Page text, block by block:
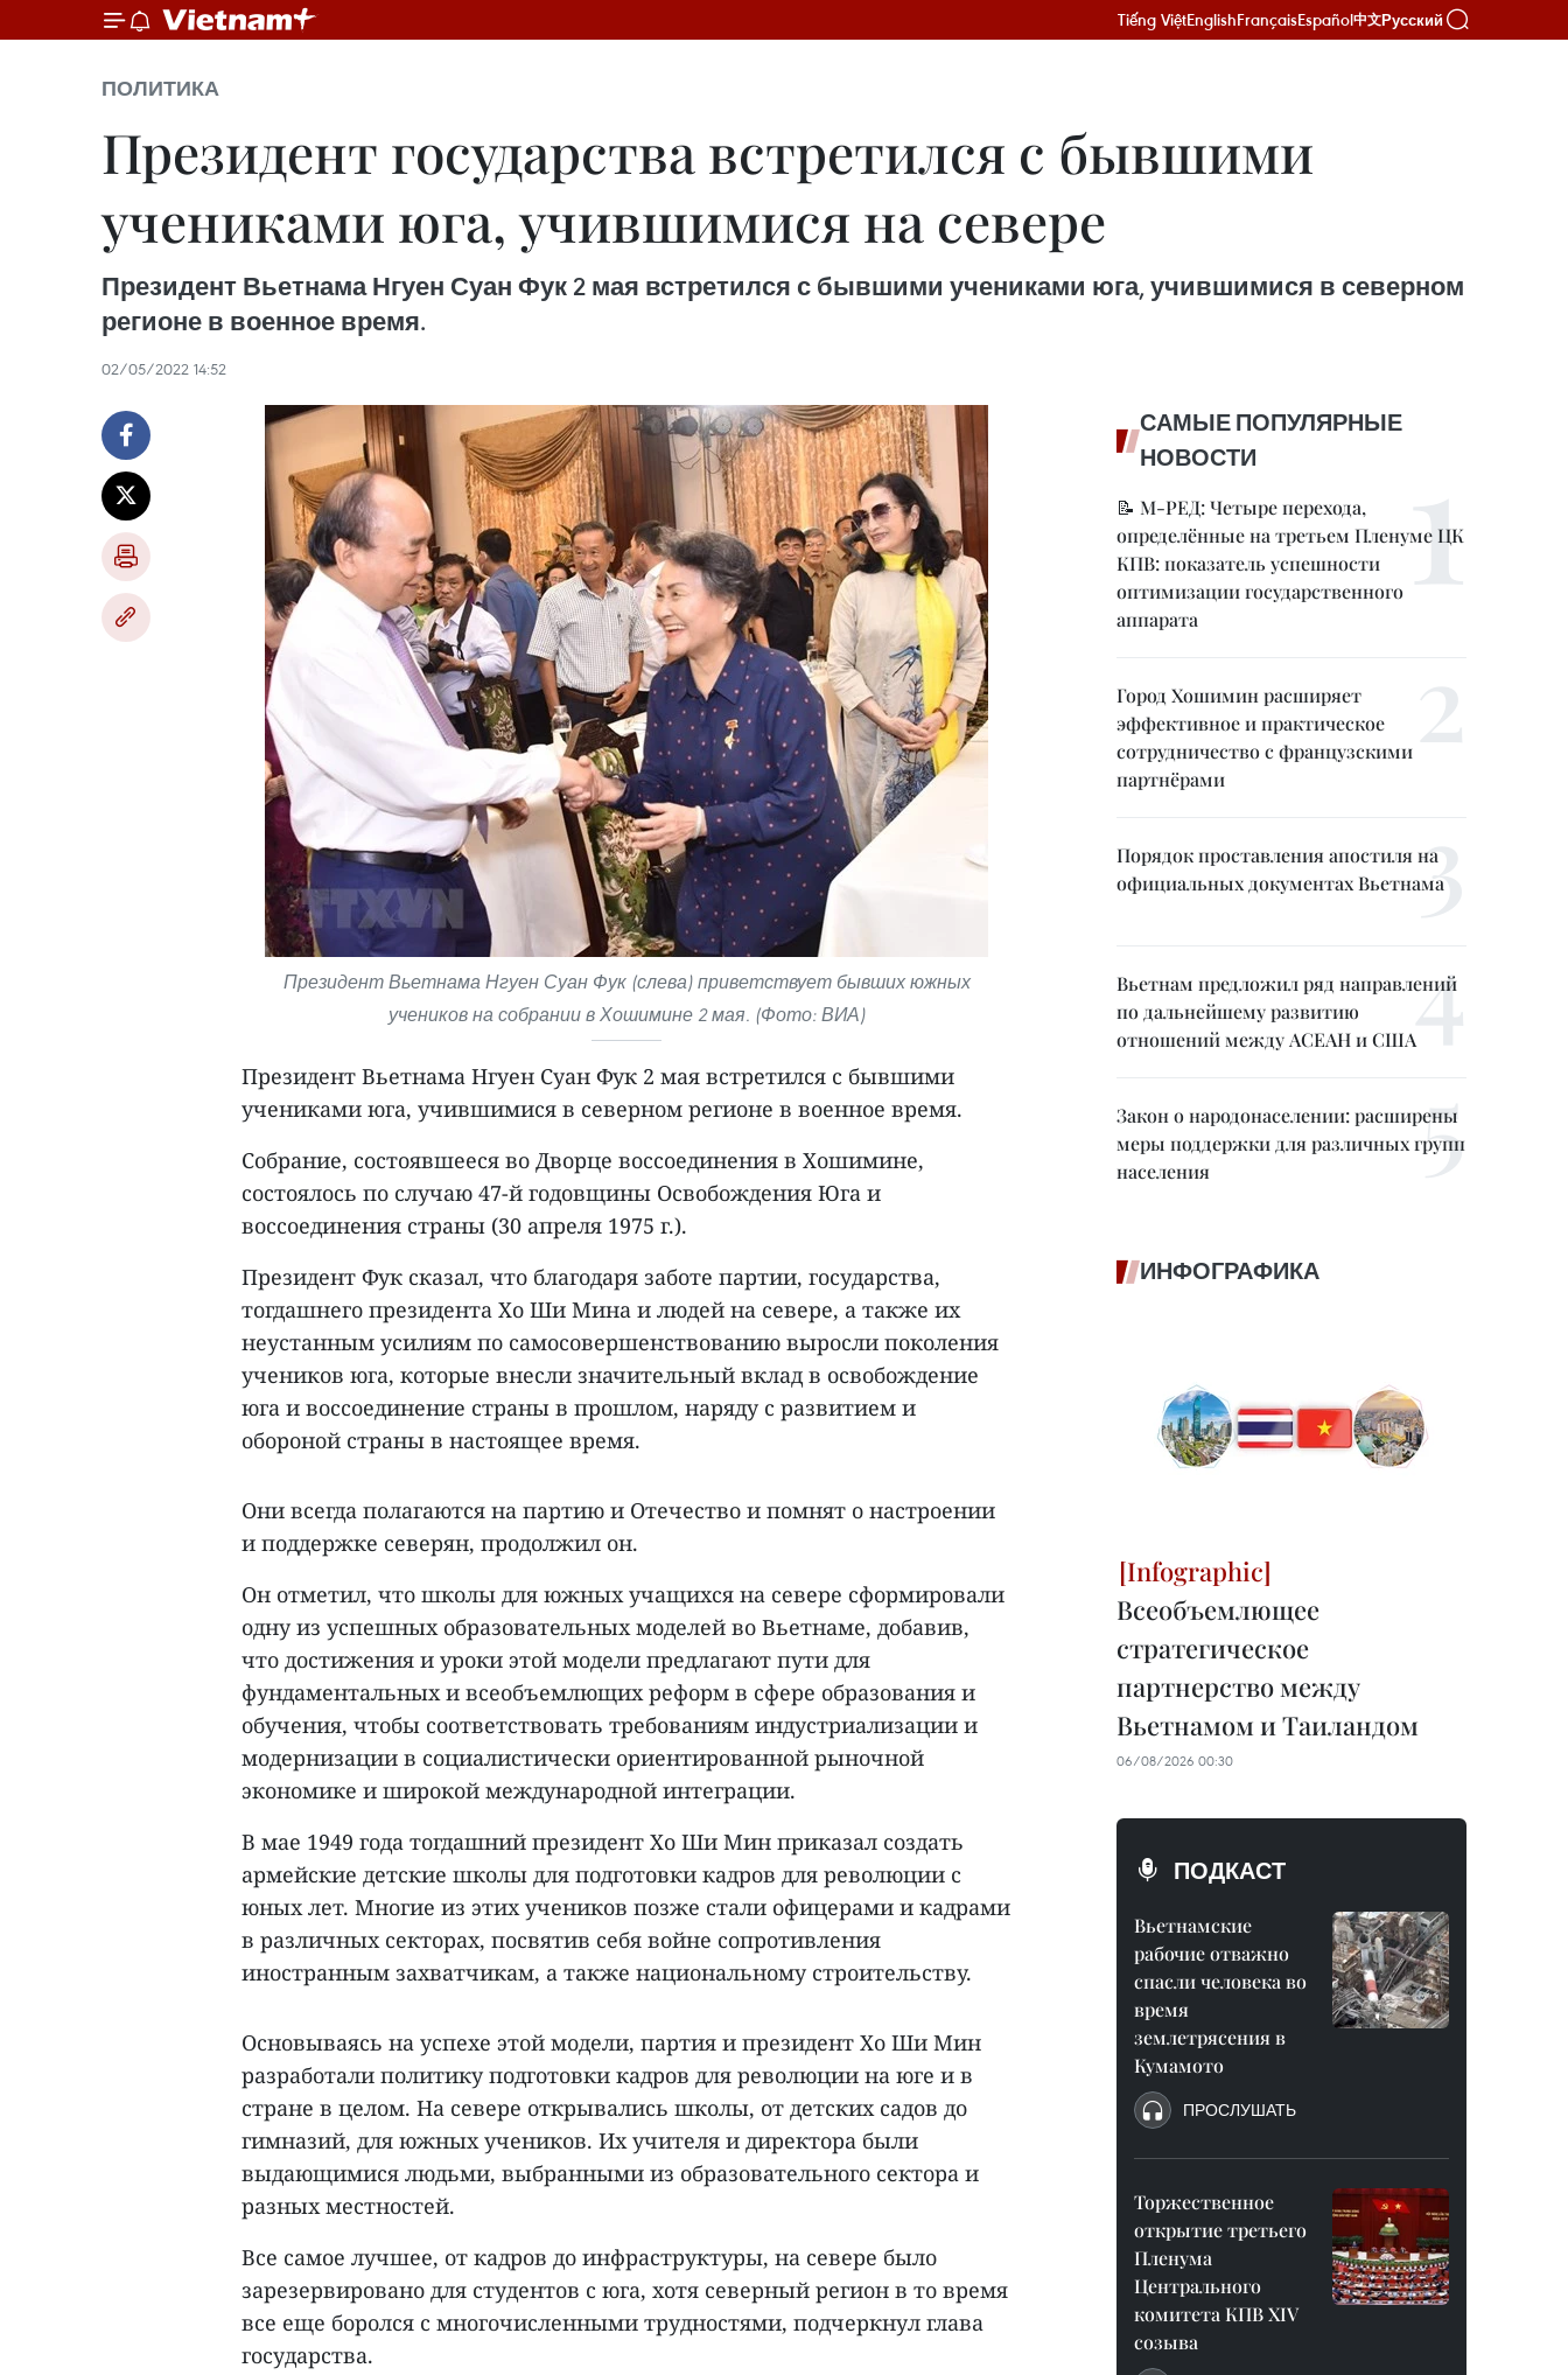
Tiếng ViệtEnglishFrançaisEspañol中文Русский
ПОЛИТИКА
Президент государства встретился с бывшими
учениками юга, учившимися на севере
Президент Вьетнама Нгуен Суан Фук 2 мая встретился с бывшими учениками юга, учившимися в северном
регионе в военное время.
02/05/2022 14:52
Президент Вьетнама Нгуен Суан Фук (слева) приветствует бывших южных
учеников на собрании в Хошимине 2 мая. (Фото: ВИА)
Президент Вьетнама Нгуен Суан Фук 2 мая встретился с бывшими
учениками юга, учившимися в северном регионе в военное время.
Собрание, состоявшееся во Дворце воссоединения в Хошимине,
состоялось по случаю 47-й годовщины Освобождения Юга и
воссоединения страны (30 апреля 1975 г.).
Президент Фук сказал, что благодаря заботе партии, государства,
тогдашнего президента Хо Ши Мина и людей на севере, а также их
неустанным усилиям по самосовершенствованию выросли поколения
учеников юга, которые внесли значительный вклад в освобождение
юга и воссоединение страны в прошлом, наряду с развитием и
обороной страны в настоящее время.
Они всегда полагаются на партию и Отечество и помнят о настроении
и поддержке северян, продолжил он.
Он отметил, что школы для южных учащихся на севере сформировали
одну из успешных образовательных моделей во Вьетнаме, добавив,
что достижения и уроки этой модели предлагают пути для
фундаментальных и всеобъемлющих реформ в сфере образования и
обучения, чтобы соответствовать требованиям индустриализации и
модернизации в социалистически ориентированной рыночной
экономике и широкой международной интеграции.
В мае 1949 года тогдашний президент Хо Ши Мин приказал создать
армейские детские школы для подготовки кадров для революции с
юных лет. Многие из этих учеников позже стали офицерами и кадрами
в различных секторах, посвятив себя войне сопротивления
иностранным захватчикам, а также национальному строительству.
Основываясь на успехе этой модели, партия и президент Хо Ши Мин
разработали политику подготовки кадров для революции на юге и в
стране в целом. На севере открывались школы, от детских садов до
гимназий, для южных учеников. Их учителя и директора были
выдающимися людьми, выбранными из образовательного сектора и
разных местностей.
Все самое лучшее, от кадров до инфраструктуры, на севере было
зарезервировано для студентов с юга, хотя северный регион в то время
все еще боролся с многочисленными трудностями, подчеркнул глава
государства.
САМЫЕ ПОПУЛЯРНЫЕ
НОВОСТИ
📝 М-РЕД: Четыре перехода,
определённые на третьем Пленуме ЦК
КПВ: показатель успешности
оптимизации государственного
аппарата
Город Хошимин расширяет
эффективное и практическое
сотрудничество с французскими
партнёрами
Порядок проставления апостиля на
официальных документах Вьетнама
Вьетнам предложил ряд направлений
по дальнейшему развитию
отношений между АСЕАН и США
Закон о народонаселении: расширены
меры поддержки для различных групп
населения
ИНФОГРАФИКА
Всеобъемлющее
стратегическое
партнерство между
Вьетнамом и Таиландом
06/08/2026 00:30
ПОДКАСТ
Вьетнамские
рабочие отважно
спасли человека во
время
землетрясения в
Кумамото
ПРОСЛУШАТЬ
Торжественное
открытие третьего
Пленума
Центрального
комитета КПВ XIV
созыва